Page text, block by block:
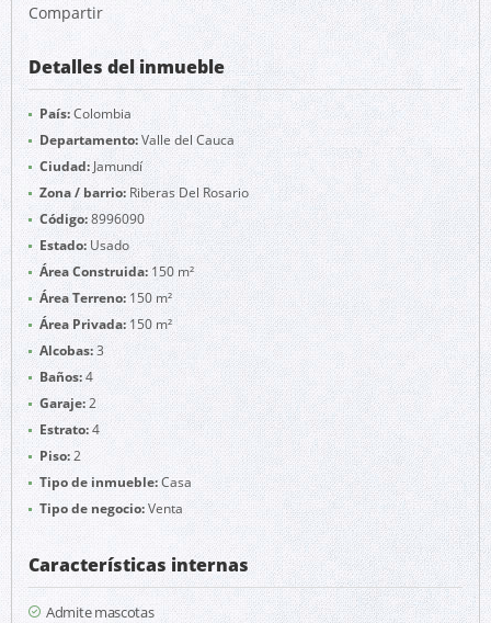
Compartir
Detalles del inmueble
País:Colombia
Departamento:Valle del Cauca
Ciudad:Jamundí
Zona / barrio: Riberas Del Rosario
Código:8996090
Estado:Usado
Área Construida:150 m²
Área Terreno: 150 m²
Área Privada: 150 m²
Alcobas:3
Baños:4
Garaje:2
Estrato:4
Piso:2
Tipo de inmueble:Casa
Tipo de negocio:Venta
Características internas
Admite mascotas